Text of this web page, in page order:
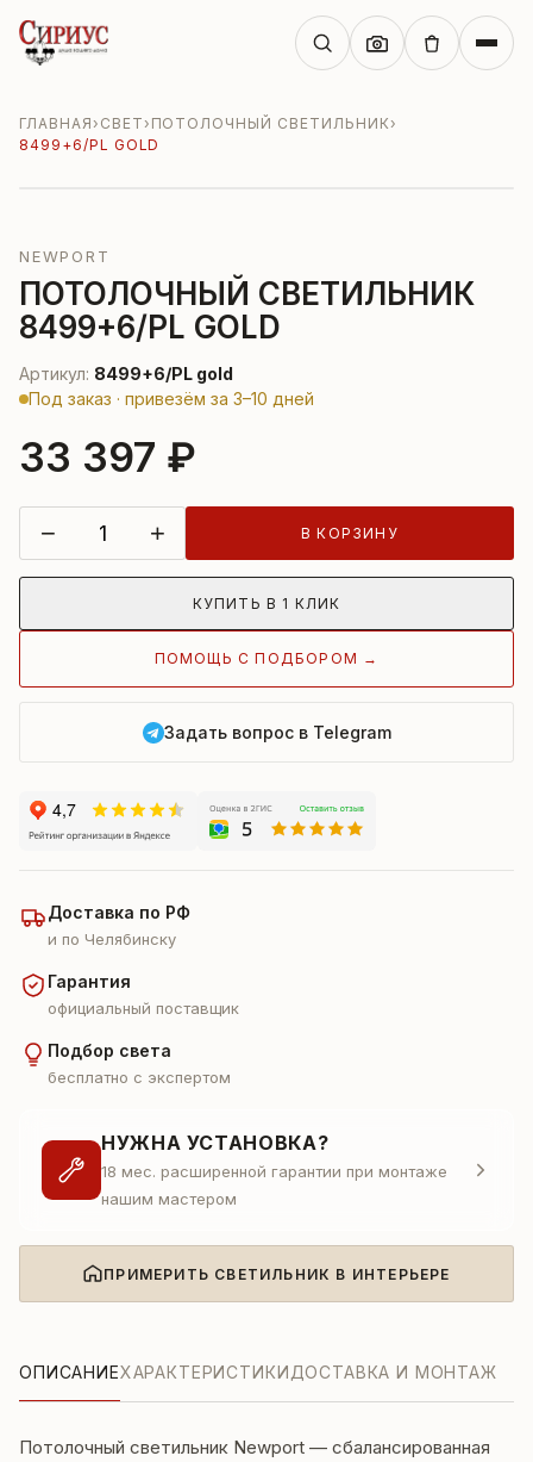
ГЛАВНАЯ› СВЕТ› ПОТОЛОЧНЫЙ СВЕТИЛЬНИК›
8499+6/PL GOLD
NEWPORT
ПОТОЛОЧНЫЙ СВЕТИЛЬНИК
8499+6/PL GOLD
Артикул: 8499+6/PL gold
Под заказ · привезём за 3–10 дней
33 397 ₽
− + В КОРЗИНУ
КУПИТЬ В 1 КЛИК
ПОМОЩЬ С ПОДБОРОМ →
Задать вопрос в Telegram
Доставка по РФ
и по Челябинску
Гарантия
официальный поставщик
Подбор света
бесплатно с экспертом
НУЖНА УСТАНОВКА?
18 мес. расширенной гарантии при монтаже
нашим мастером
ПРИМЕРИТЬ СВЕТИЛЬНИК В ИНТЕРЬЕРЕ
ОПИСАНИЕХАРАКТЕРИСТИКИДОСТАВКА И МОНТАЖ
Потолочный светильник Newport — сбалансированная